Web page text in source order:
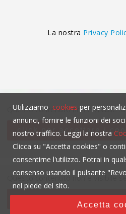
La nostra Privacy
Questo contenuto non è visibile
click per accettare i
Questo contenuto non è visibile
Utilizziamo cookies per
annunci, fornire le funzioni dei
nostro traffico. Leggi la nostra
Clicca su "Accetta cookies" o
consentirne l'utilizzo. Potrai in
consenso usando il pulsante
nel piede del sito.
Accetta